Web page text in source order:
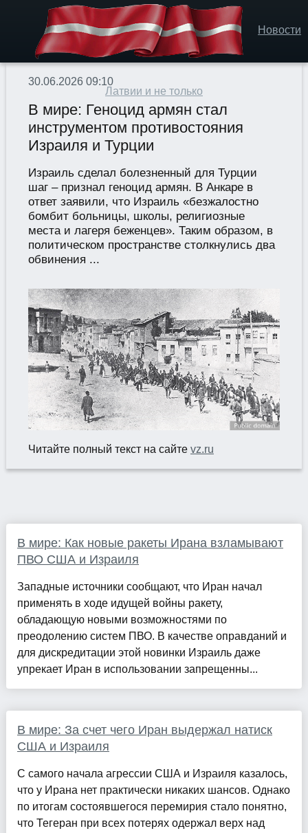
Новости
Латвии и не только
30.06.2026 09:10
В мире: Геноцид армян стал
инструментом противостояния
Израиля и Турции
Израиль сделал болезненный для Турции
шаг – признал геноцид армян. В Анкаре в
ответ заявили, что Израиль «безжалостно
бомбит больницы, школы, религиозные
места и лагеря беженцев». Таким образом, в
политическом пространстве столкнулись два
обвинения ...
Читайте полный текст на сайте vz.ru
В мире: Как новые ракеты Ирана взламывают
ПВО США и Израиля
Западные источники сообщают, что Иран начал
применять в ходе идущей войны ракету,
обладающую новыми возможностями по
преодолению систем ПВО. В качестве оправданий и
для дискредитации этой новинки Израиль даже
упрекает Иран в использовании запрещенны...
В мире: За счет чего Иран выдержал натиск
США и Израиля
С самого начала агрессии США и Израиля казалось,
что у Ирана нет практически никаких шансов. Однако
по итогам состоявшегося перемирия стало понятно,
что Тегеран при всех потерях одержал верх над